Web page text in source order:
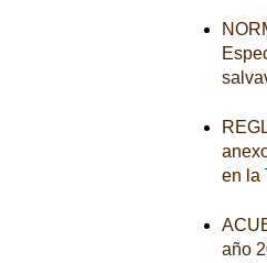
en la
año